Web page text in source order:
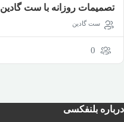
تصمیمات روزانه با ست گادین
ست گادین
0
درباره بلنفکسی